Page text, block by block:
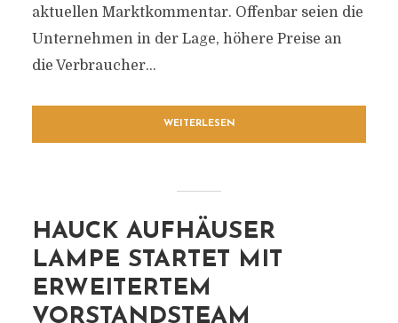
aktuellen Marktkommentar. Offenbar seien die
Unternehmen in der Lage, höhere Preise an
die Verbraucher...
WEITERLESEN
HAUCK AUFHÄUSER
LAMPE STARTET MIT
ERWEITERTEM
VORSTANDSTEAM